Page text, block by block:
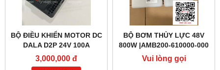
BỘ ĐIỀU KHIỂN MOTOR DC
DALA D2P 24V 100A
3,000,000 đ
BỘ BƠM THỦY LỰC 48V
800W |AMB200-610000-000
Vui lòng gọi